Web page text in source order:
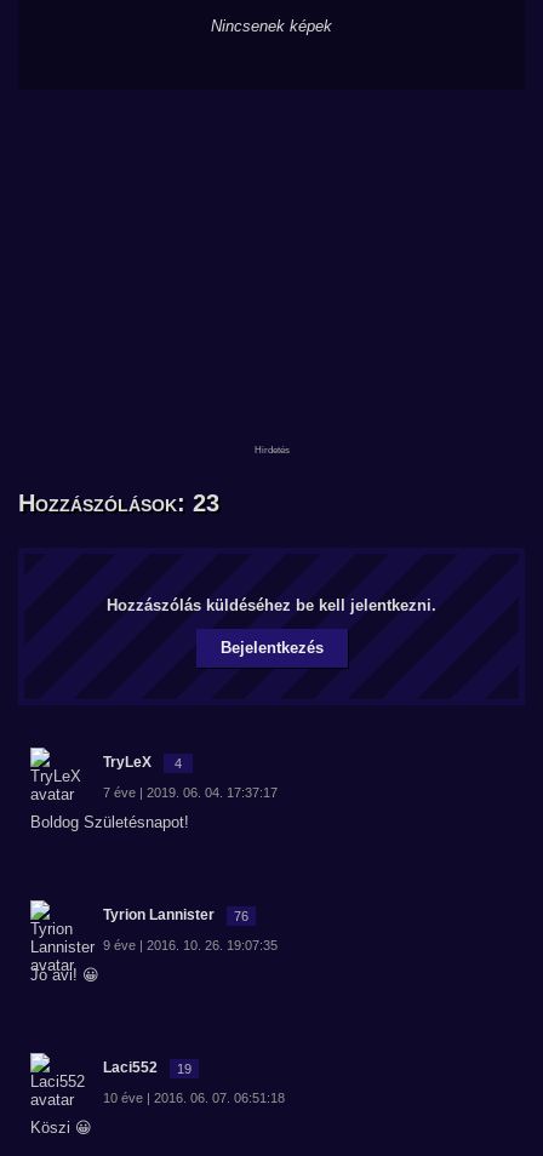
Nincsenek képek
Hozzászólások: 23
Hozzászólás küldéséhez be kell jelentkezni.
Bejelentkezés
TryLeX 4
7 éve | 2019. 06. 04. 17:37:17
Boldog Születésnapot!
Tyrion Lannister 76
9 éve | 2016. 10. 26. 19:07:35
Jó avi! 😀
Laci552 19
10 éve | 2016. 06. 07. 06:51:18
Köszi 😀